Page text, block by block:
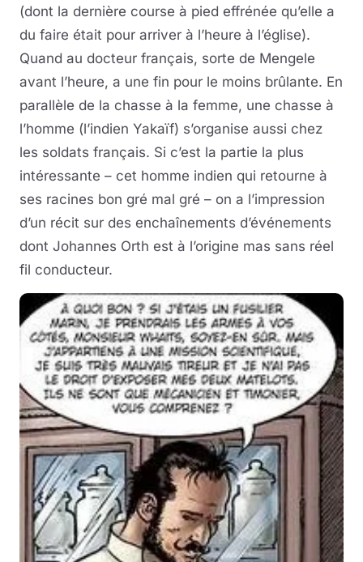
(dont la dernière course à pied effrénée qu’elle a
du faire était pour arriver à l’heure à l’église).
Quand au docteur français, sorte de Mengele
avant l’heure, a une fin pour le moins brûlante. En
parallèle de la chasse à la femme, une chasse à
l’homme (l’indien Yakaïf) s’organise aussi chez
les soldats français. Si c’est la partie la plus
intéressante – cet homme indien qui retourne à
ses racines bon gré mal gré – on a l’impression
d’un récit sur des enchaînements d’événements
dont Johannes Orth est à l’origine mas sans réel
fil conducteur.